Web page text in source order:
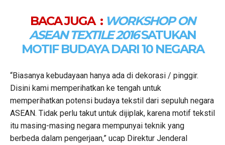
BACA JUGA : WORKSHOP ON
ASEAN TEXTILE 2016SATUKAN
MOTIF BUDAYA DARI 10 NEGARA
“Biasanya kebudayaan hanya ada di dekorasi / pinggir.
Disini kami memperihatkan ke tengah untuk
memperihatkan potensi budaya tekstil dari sepuluh negara
ASEAN. Tidak perlu takut untuk dijiplak, karena motif tekstil
itu masing-masing negara mempunyai teknik yang
berbeda dalam pengerjaan,” ucap Direktur Jenderal